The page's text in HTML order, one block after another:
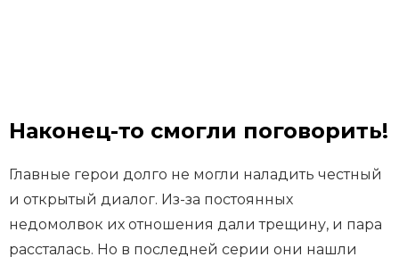
Наконец-то смогли поговорить!
Главные герои долго не могли наладить честный
и открытый диалог. Из-за постоянных
недомолвок их отношения дали трещину, и пара
рассталась. Но в последней серии они нашли